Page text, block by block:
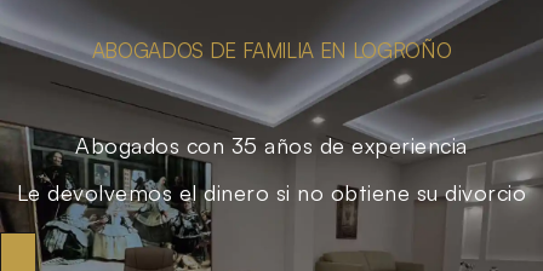
ABOGADOS DE FAMILIA EN LOGROÑO
Abogados con 35 años de experiencia
Le devolvemos el dinero si no obtiene su divorcio